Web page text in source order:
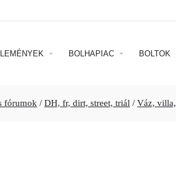
BOLHAPIAC BOLTOK
fórumok / DH, fr, dirt, street, triál / Váz,